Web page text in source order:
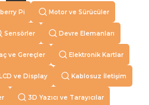
Pi Motor ve Sürücüler
Sensörler Devre Elemanları
ve Gereçler Elektronik Kartlar
ve Display Kablosuz İletişim
3D Yazıcı ve Tarayıcılar